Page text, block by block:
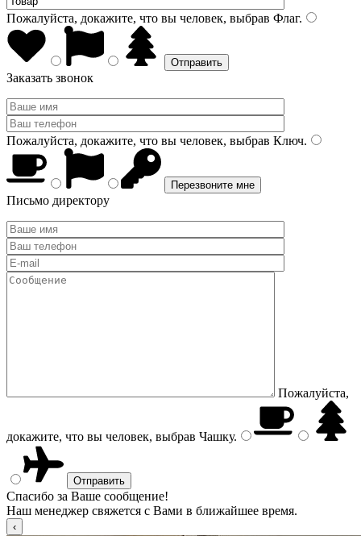
Пожалуйста, докажите, что вы человек, выбрав Флаг.
Заказать звонок
Пожалуйста, докажите, что вы человек, выбрав Ключ.
Письмо директору
Пожалуйста,
докажите, что вы человек, выбрав Чашку.
Спасибо за Ваше сообщение!
Наш менеджер свяжется с Вами в ближайшее время.